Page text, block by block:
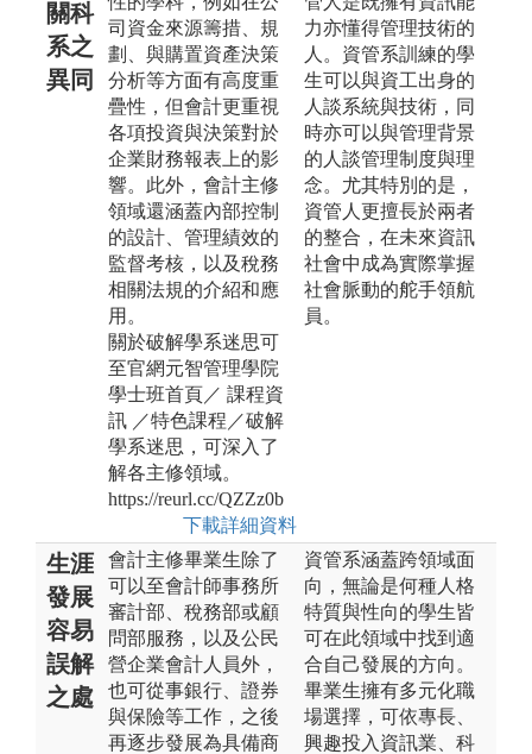
關科
系之
異同
司資金來源籌措、規
劃、與購置資產決策
分析等方面有高度重
疊性，但會計更重視
各項投資與決策對於
企業財務報表上的影
響。此外，會計主修
領域還涵蓋內部控制
的設計、管理績效的
監督考核，以及稅務
相關法規的介紹和應
用。
關於破解學系迷思可
至官網元智管理學院
學士班首頁／ 課程資
訊 ／特色課程／破解
學系迷思，可深入了
解各主修領域。
https://reurl.cc/QZZz0b
下載詳細資料
力亦懂得管理技術的
人。資管系訓練的學
生可以與資工出身的
人談系統與技術，同
時亦可以與管理背景
的人談管理制度與理
念。尤其特別的是，
資管人更擅長於兩者
的整合，在未來資訊
社會中成為實際掌握
社會脈動的舵手領航
員。
生涯
發展
容易
誤解
之處
會計主修畢業生除了
可以至會計師事務所
審計部、稅務部或顧
問部服務，以及公民
營企業會計人員外，
也可從事銀行、證券
與保險等工作，之後
再逐步發展為具備商
資管系涵蓋跨領域面
向，無論是何種人格
特質與性向的學生皆
可在此領域中找到適
合自己發展的方向。
畢業生擁有多元化職
場選擇，可依專長、
興趣投入資訊業、科